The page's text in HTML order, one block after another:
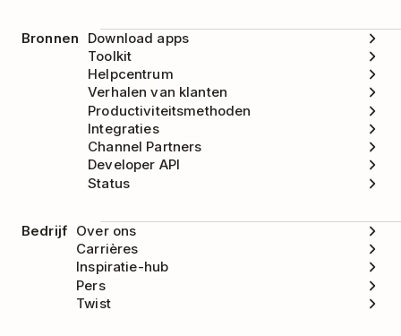
Bronnen
Download apps
Toolkit
Helpcentrum
Verhalen van klanten
Productiviteitsmethoden
Integraties
Channel Partners
Developer API
Status
Bedrijf Over ons
Carrières
Inspiratie-hub
Pers
Twist